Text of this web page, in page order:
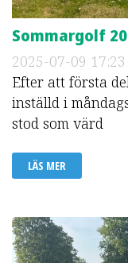
Sommargolf
2025-07-09 17:23
Efter att första
inställd i
stod som värd
LÄS MER